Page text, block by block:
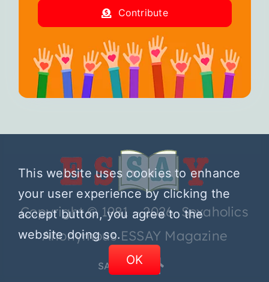
Contribute
Copyright © 1981 – 2026 Sexaholics
Anonymous ESSAY Magazine
SA.ORG
This website uses cookies to enhance
your user experience by clicking the
accept button, you agree to the
website doing so.
OK